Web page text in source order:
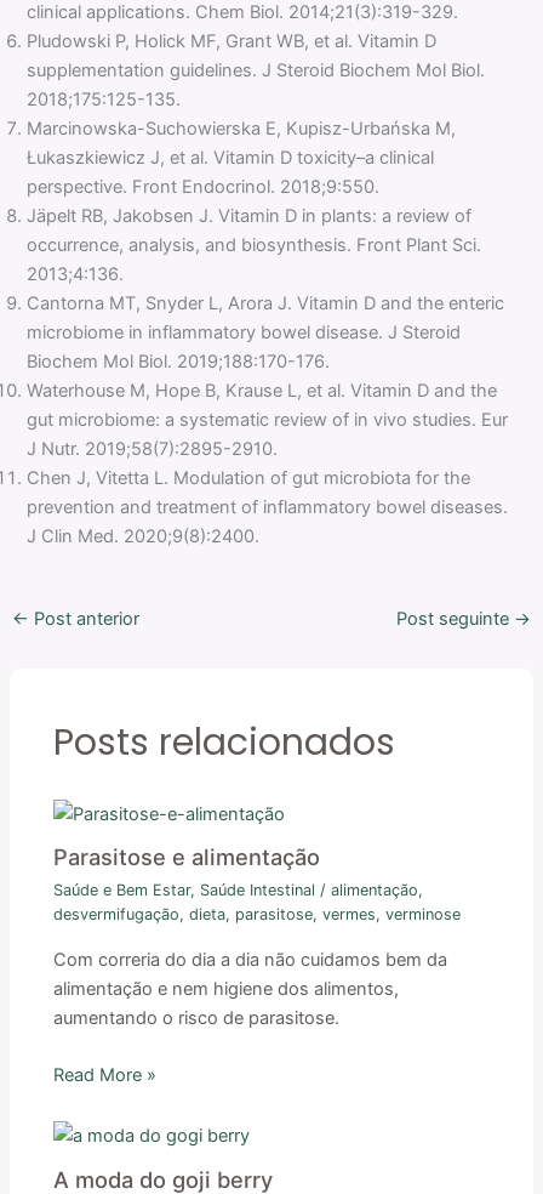
clinical applications. Chem Biol. 2014;21(3):319-329.
Pludowski P, Holick MF, Grant WB, et al. Vitamin D
supplementation guidelines. J Steroid Biochem Mol Biol.
2018;175:125-135.
Marcinowska-Suchowierska E, Kupisz-Urbańska M,
Łukaszkiewicz J, et al. Vitamin D toxicity–a clinical
perspective. Front Endocrinol. 2018;9:550.
Jäpelt RB, Jakobsen J. Vitamin D in plants: a review of
occurrence, analysis, and biosynthesis. Front Plant Sci.
2013;4:136.
Cantorna MT, Snyder L, Arora J. Vitamin D and the enteric
microbiome in inflammatory bowel disease. J Steroid
Biochem Mol Biol. 2019;188:170-176.
Waterhouse M, Hope B, Krause L, et al. Vitamin D and the
gut microbiome: a systematic review of in vivo studies. Eur
J Nutr. 2019;58(7):2895-2910.
Chen J, Vitetta L. Modulation of gut microbiota for the
prevention and treatment of inflammatory bowel diseases.
J Clin Med. 2020;9(8):2400.
← Post anterior Post seguinte →
Posts relacionados
Parasitose e alimentação
Saúde e Bem Estar, Saúde Intestinal /alimentação,
desvermifugação,dieta, parasitose,vermes,verminose
Com correria do dia a dia não cuidamos bem da
alimentação e nem higiene dos alimentos,
aumentando o risco de parasitose.
Read More »
A moda do goji berry